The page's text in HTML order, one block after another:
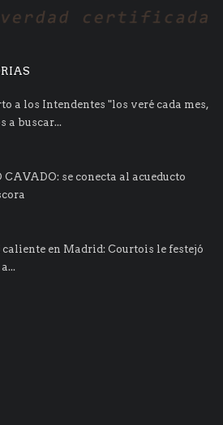
a los Intendentes "los veré cada mes,
a buscar...
CAVADO: se conecta al acueducto
en Madrid: Courtois le festejó